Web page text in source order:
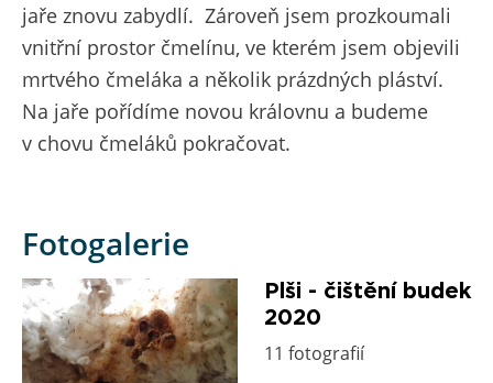
jaře znovu zabydlí. Zároveň jsem prozkoumali
vnitřní prostor čmelínu, ve kterém jsem objevili
mrtvého čmeláka a několik prázdných pláství.
Na jaře pořídíme novou královnu a budeme
v chovu čmeláků pokračovat.
Fotogalerie
Plši - čištění budek
2020
11 fotografií